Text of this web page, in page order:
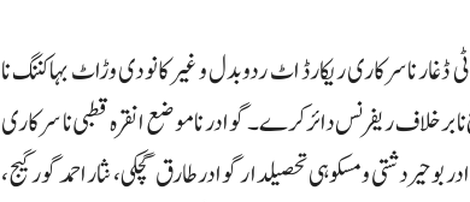
ناسرکاری ریکارڈ اٹ ردوبدل و غیرکانودی وڑاٹ بہاکننگ نا
ءِ پورو کرسا 5 تحصیلدار آتتون اوار 15 بندغ نا برخلاف ریفرنس دائرکرے۔ گوادر نا موضع انقرہ قطبی نا سرکاری
دشتی و مسکوہی تحصیلدار گوادر طارق گچکی، نثار احمد گورگیج،